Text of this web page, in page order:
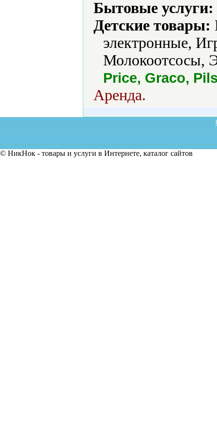
Бытовые услуги:
Детские товары:
электронные,
Молокоотсосы,
Price, Graco,
Аренда.
© НикНок - товары и услуги в Интернете, каталог сайтов